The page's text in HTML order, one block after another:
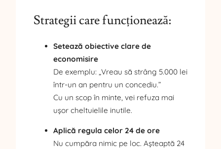
Strategii care funcționează:
Setează obiective clare de
economisire
De exemplu: „Vreau să strâng 5.000 lei
într-un an pentru un concediu.”
Cu un scop în minte, vei refuza mai
ușor cheltuielile inutile.
Aplică regula celor 24 de ore
Nu cumpăra nimic pe loc. Așteaptă 24